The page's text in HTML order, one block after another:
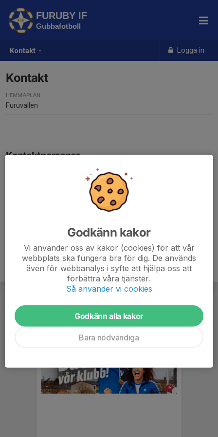
Kontakt Logga in
FURUBY IF
Gubbafotboll
Kontakt
HEMMAPLAN
Furuvallen
Kontaktpersoner
Jimmy Tersmark
Sammankallande motion
jimmytersmark76@hotmail.com
Godkänn kakor
Vi använder oss av kakor (cookies) för att vår
webbplats ska fungera bra för dig. De används
även för webbanalys i syfte att hjälpa oss att
förbättra våra tjänster.
Så använder vi cookies
Godkänn alla kakor
Bara nödvändiga